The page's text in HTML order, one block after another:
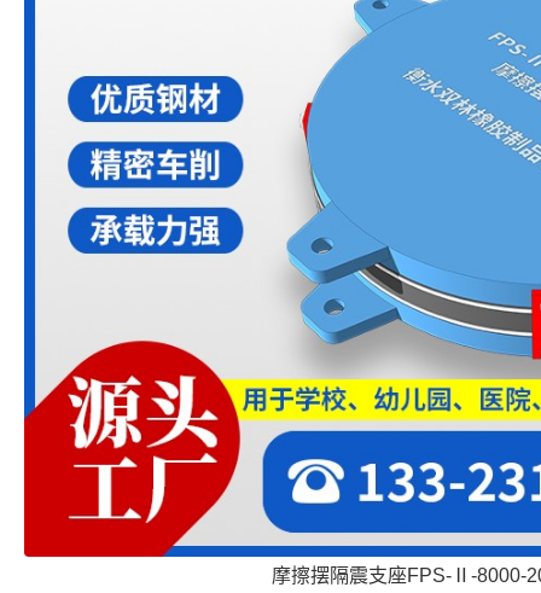
摩擦摆隔震支座FPS-Ⅱ-8000-